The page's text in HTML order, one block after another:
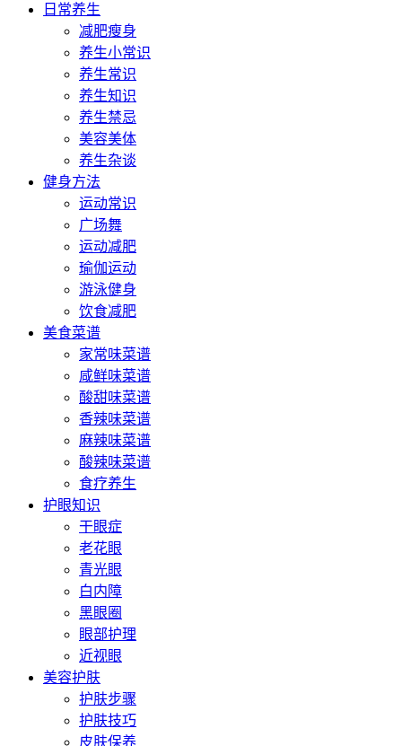
日常养生
减肥瘦身
养生小常识
养生常识
养生知识
养生禁忌
美容美体
养生杂谈
健身方法
运动常识
广场舞
运动减肥
瑜伽运动
游泳健身
饮食减肥
美食菜谱
家常味菜谱
咸鲜味菜谱
酸甜味菜谱
香辣味菜谱
麻辣味菜谱
酸辣味菜谱
食疗养生
护眼知识
干眼症
老花眼
青光眼
白内障
黑眼圈
眼部护理
近视眼
美容护肤
护肤步骤
护肤技巧
皮肤保养